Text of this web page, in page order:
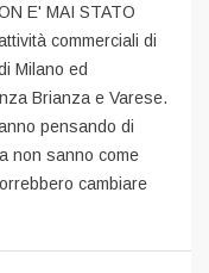
E' MAI STATO
commerciali di
Milano ed
Brianza e Varese.
pensando di
non sanno come
cambiare